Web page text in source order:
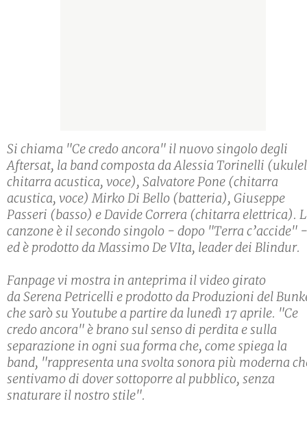
Si chiama "Ce credo ancora" il nuovo singolo degli
Aftersat, la band composta da Alessia Torinelli
chitarra acustica, voce), Salvatore Pone (chitarra
acustica, voce) Mirko Di Bello (batteria), Giuseppe
Passeri (basso) e Davide Correra (chitarra elettrica).
canzone è il secondo singolo - dopo "Terra c’accide" -
ed è prodotto da Massimo De VIta, leader dei Blindur.
Fanpage vi mostra in anteprima il video girato
da Serena Petricelli e prodotto da Produzioni del
che sarò su Youtube a partire da lunedì 17 aprile. "Ce
credo ancora" è brano sul senso di perdita e sulla
separazione in ogni sua forma che, come spiega la
band, "rappresenta una svolta sonora più moderna
sentivamo di dover sottoporre al pubblico, senza
snaturare il nostro stile".